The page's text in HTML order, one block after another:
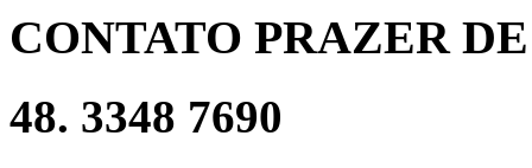
CONTATO PRAZER
48. 3348 7690